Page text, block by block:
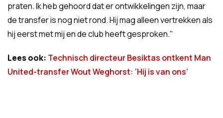
praten. Ik heb gehoord dat er ontwikkelingen zijn, maar
de transfer is nog niet rond. Hij mag alleen vertrekken als
hij eerst met mij en de club heeft gesproken."
Lees ook: Technisch directeur Besiktas ontkent Man
United-transfer Wout Weghorst: ‘Hij is van ons’